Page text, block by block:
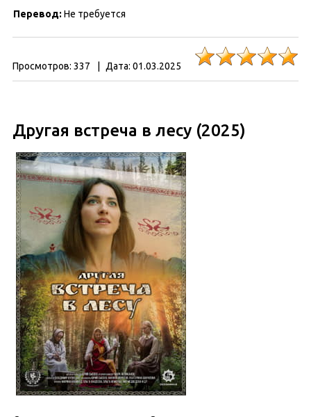
Перевод: Не требуется
Просмотров: 337 Дата: 01.03.2025
Другая встреча в лесу (2025)